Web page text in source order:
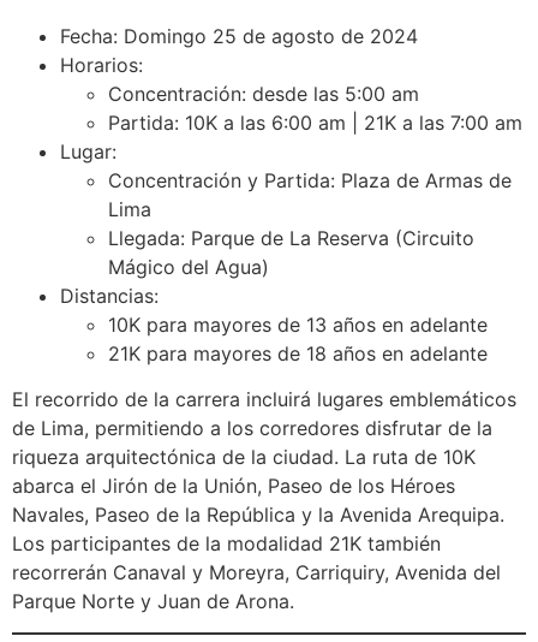
Fecha: Domingo 25 de agosto de 2024
Horarios:
Concentración: desde las 5:00 am
Partida: 10K a las 6:00 am | 21K a las 7:00 am
Lugar:
Concentración y Partida: Plaza de Armas de
Lima
Llegada: Parque de La Reserva (Circuito
Mágico del Agua)
Distancias:
10K para mayores de 13 años en adelante
21K para mayores de 18 años en adelante
El recorrido de la carrera incluirá lugares emblemáticos
de Lima, permitiendo a los corredores disfrutar de la
riqueza arquitectónica de la ciudad. La ruta de 10K
abarca el Jirón de la Unión, Paseo de los Héroes
Navales, Paseo de la República y la Avenida Arequipa.
Los participantes de la modalidad 21K también
recorrerán Canaval y Moreyra, Carriquiry, Avenida del
Parque Norte y Juan de Arona.